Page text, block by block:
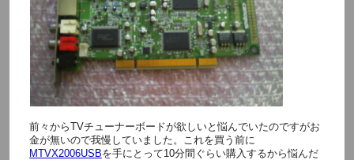
前々からTVチューナーボードが欲しいと悩んでいたのですがお
金が無いので我慢していました。これを買う前に
MTVX2006USBを手にとって10分間ぐらい購入するから悩んだ